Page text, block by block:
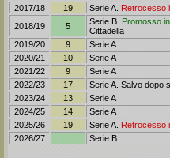
2017/18
19 Serie A. Retrocesso
2018/19
5 Serie B. Promosso
Cittadella
2019/20
9 Serie A
2020/21
10 Serie A
2021/22
9 Serie A
2022/23
17 Serie A. Salvo dopo
2023/24
13 Serie A
2024/25
14 Serie A
2025/26
19 Serie A. Retrocesso
2026/27
... Serie B